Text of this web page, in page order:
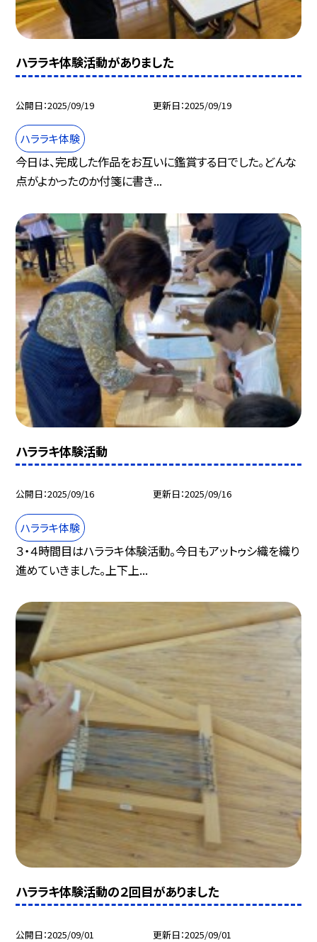
ハララキ体験活動がありました
公開日 2025/09/19 更新日 2025/09/19
ハララキ体験
今日は、完成した作品をお互いに鑑賞する日でした。どんな
点がよかったのか付箋に書き...
ハララキ体験活動
公開日 2025/09/16 更新日 2025/09/16
ハララキ体験
３・４時間目はハララキ体験活動。今日もアットゥシ織を織り
進めていきました。上下上...
ハララキ体験活動の２回目がありました
公開日 2025/09/01 更新日 2025/09/01